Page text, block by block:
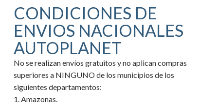
CONDICIONES DE
ENVIOS NACIONALES
AUTOPLANET
No se realizan envíos gratuitos y no aplican compras
superiores a NINGUNO de los municipios de los
siguientes departamentos:
1. Amazonas.